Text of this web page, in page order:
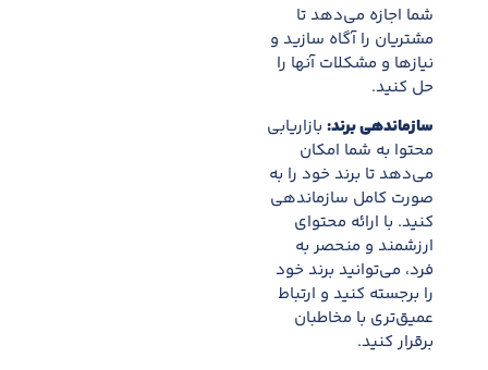
شما اجازه می‌دهد تا
مشتریان را آگاه سازید و
نیازها و مشکلات آنها را
حل کنید.
سازماندهی برند: بازاریابی
محتوا به شما امکان
می‌دهد تا برند خود را به
صورت کامل سازماندهی
کنید. با ارائه محتوای
ارزشمند و منحصر به
فرد، می‌توانید برند خود
را برجسته کنید و ارتباط
عمیق‌تری با مخاطبان
برقرار کنید.